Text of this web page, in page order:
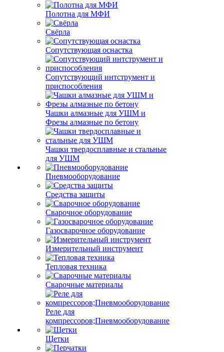
Полотна для МФИ
Свёрла
Сопутствующая оснастка
Сопутствующий интструмент и
приспособления
Чашки алмазные для УШМ и
Фрезы алмазные по бетону
Чашки твердосплавные и стальные
для УШМ
Пневмооборудование
Средства защиты
Сварочное оборудование
Газосварочное оборудование
Измерительный инструмент
Тепловая техника
Сварочные материалы
Реле для
компрессоров;Пневмооборудование
Щетки